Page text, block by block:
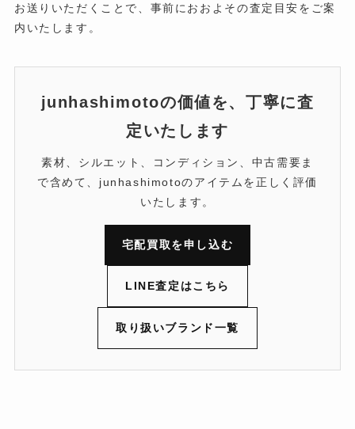
お送りいただくことで、事前におおよその査定目安をご案
内いたします。
junhashimotoの価値を、丁寧に査
定いたします
素材、シルエット、コンディション、中古需要ま
で含めて、junhashimotoのアイテムを正しく評価
いたします。
宅配買取を申し込む
LINE査定はこちら
取り扱いブランド一覧